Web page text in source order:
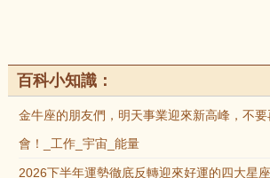
百科小知識：
金牛座的朋友們，明天事業迎來新高峰，不
會！_工作_宇宙_能量
2026下半年運勢徹底反轉迎來好運的四大星